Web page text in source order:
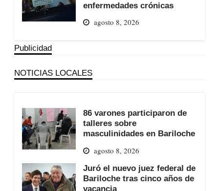
enfermedades crónicas
agosto 8, 2026
Publicidad
NOTICIAS LOCALES
86 varones participaron de
talleres sobre
masculinidades en Bariloche
agosto 8, 2026
Juró el nuevo juez federal de
Bariloche tras cinco años de
vacancia